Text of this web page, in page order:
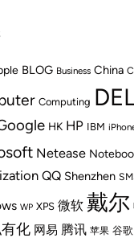
BLOG Business China
Computing
HK HP IBM
Netease
QQ Shenzhen
WP XPS 微软 戴尔
化 网易 腾讯 苹果 谷歌